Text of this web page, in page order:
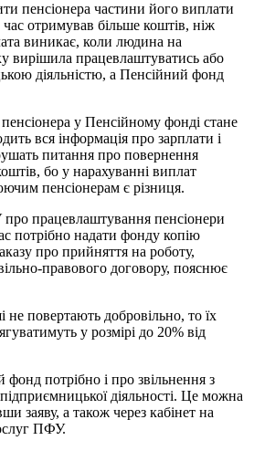
пенсіонера частини його виплати
отримував більше коштів, ніж
виникає, коли людина на
вирішила працевлаштуватись або
діяльністю, а Пенсійний фонд
у Пенсійному фонді стане
вся інформація про зарплати і
питання про повернення
бо у нарахуванні виплат
пенсіонерам є різниця.
працевлаштування пенсіонери
потрібно надати фонду копію
про прийняття на роботу,
правового договору, пояснює
повертають добровільно, то їх
у розмірі до 20% від
потрібно і про звільнення з
діяльності. Це можна
заяву, а також через кабінет на
ПФУ.